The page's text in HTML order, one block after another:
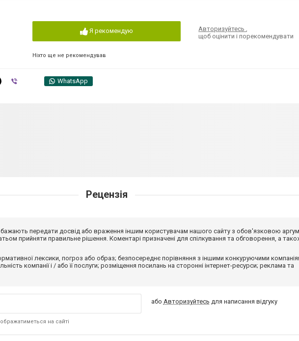
Я рекомендую
Ніхто ще не рекомендував
Авторизуйтесь,
щоб оцінити і порекомендувати
WhatsApp
Рецензія
бажають передати досвід або враження іншим користувачам нашого сайту з обов'язковою
прийняти правильне рішення. Коментарі призначені для спілкування та обговорення, а
лексики, погроз або образ; безпосереднє порівняння з іншими конкуруючими
компанії і / або її послуги; розміщення посилань на сторонні інтернет-ресурси; реклама та
на сайті
або Авторизуйтесь для написання відгуку